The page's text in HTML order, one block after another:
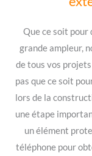
Que ce soit pour
grande ampleur,
de tous vos
pas que ce soit
lors de la
une étape
un élément
téléphone pour